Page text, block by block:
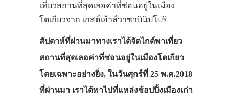
เที่ยวสถานที่สุดเลอค่าที่ซ่อนอยู่ในเมือง
โตเกียวจาก เกสต์เฮ้าส์วาซาบินิปโปริ
สัปดาห์ที่ผ่านมาทางเราได้จัดไกด์พาเที่ยว
สถานที่สุดเลอค่าที่ซ่อนอยู่ในเมืองโตเกียว
โดยเฉพาะอย่างยิ่ง, ในวันศุกร์ที่ 25 พ.ค.2018
ที่ผ่านมา เราได้พาไปที่แหล่งช้อปปิ้งเมืองเก่า